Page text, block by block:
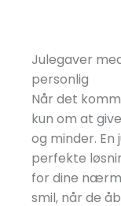
Julegaver
personlig
Når det
kun om at
og minder.
perfekte
for dine
smil, når de